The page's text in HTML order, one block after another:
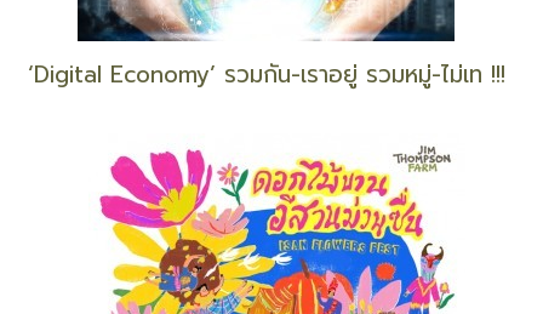
‘Digital Economy’ รวมกัน-เราอยู่ รวมหมู่-ไม่เท !!!